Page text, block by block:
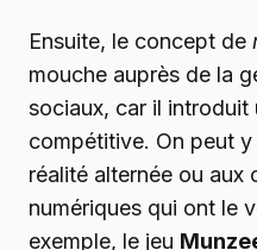
Ensuite, le concept de
mouche auprès de la
sociaux, car il introduit
compétitive. On peut
réalité alternée ou aux
numériques qui ont le
exemple, le jeu